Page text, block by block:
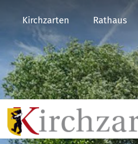
Kirchzarten Rathaus